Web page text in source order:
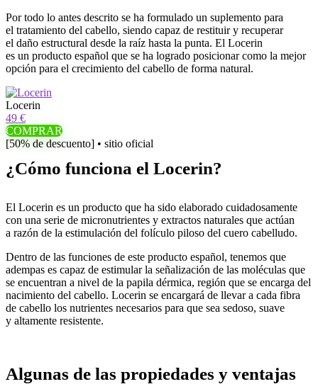
Por todo lo antes descrito se ha formulado un suplemento para
el tratamiento del cabello, siendo capaz de restituir y recuperar
el daño estructural desde la raíz hasta la punta. El Locerin
es un producto español que se ha logrado posicionar como la mejor
opción para el crecimiento del cabello de forma natural.
Locerin
49 €
COMPRAR
[50% de descuento] • sitio oficial
¿Cómo funciona el Locerin?
El Locerin es un producto que ha sido elaborado cuidadosamente
con una serie de micronutrientes y extractos naturales que actúan
a razón de la estimulación del folículo piloso del cuero cabelludo.
Dentro de las funciones de este producto español, tenemos que
adempas es capaz de estimular la señalización de las moléculas que
se encuentran a nivel de la papila dérmica, región que se encarga del
nacimiento del cabello. Locerin se encargará de llevar a cada fibra
de cabello los nutrientes necesarios para que sea sedoso, suave
y altamente resistente.
Algunas de las propiedades y ventajas